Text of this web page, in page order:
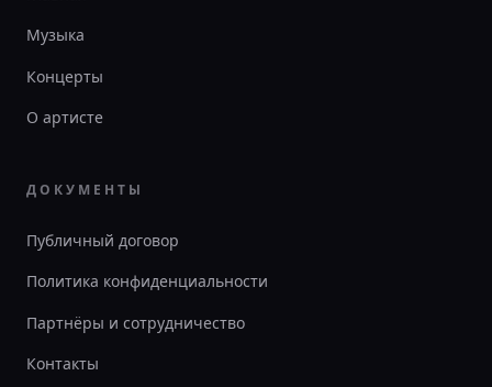
Музыка
Концерты
О артисте
ДОКУМЕНТЫ
Публичный договор
Политика конфиденциальности
Партнёры и сотрудничество
Контакты